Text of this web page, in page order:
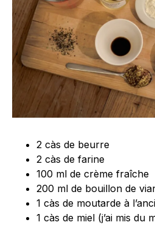
2 càs de beurre
2 càs de farine
100 ml de crème fraîche
200 ml de bouillon de
1 càs de moutarde à
1 càs de miel (j’ai mis du